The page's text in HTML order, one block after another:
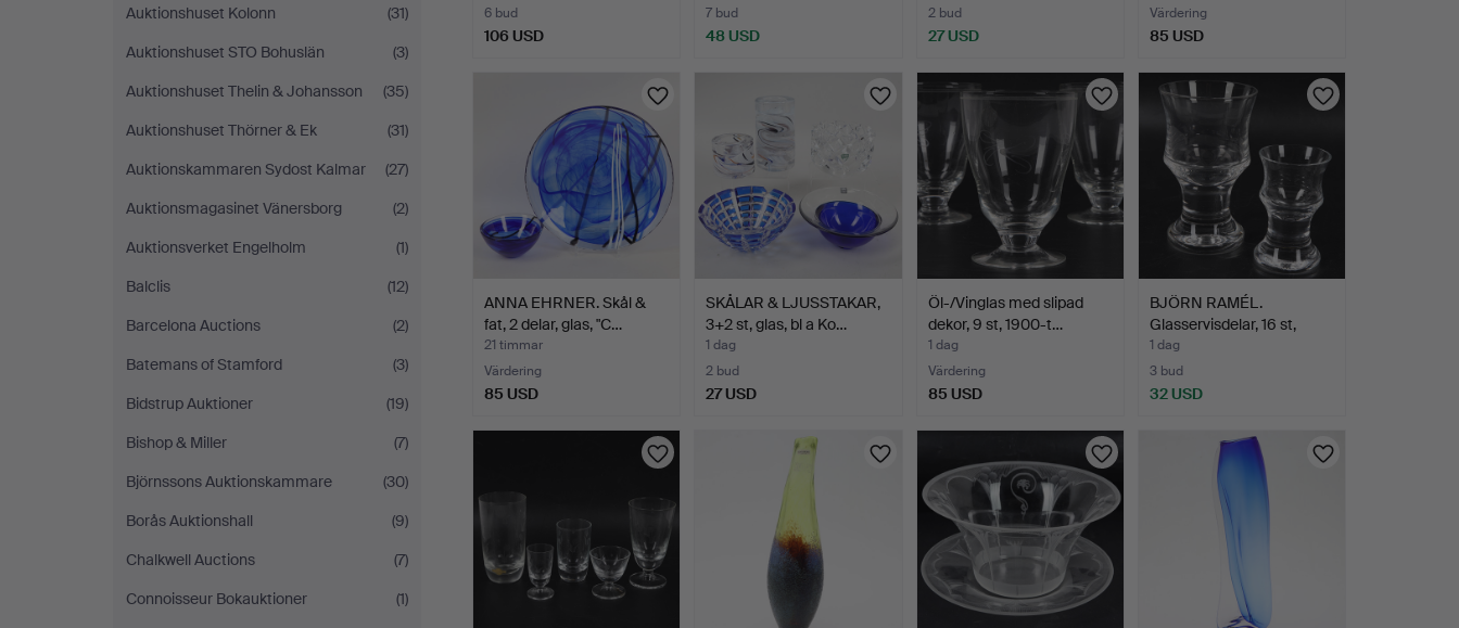
Auktionshuset Kolonn
(31)
Auktionshuset STO Bohuslän
(3)
Auktionshuset Thelin & Johansson
(35)
Auktionshuset Thörner & Ek
(31)
Auktionskammaren Sydost Kalmar
(27)
Auktionsmagasinet Vänersborg
(2)
Auktionsverket Engelholm
(1)
Balclis
(12)
Barcelona Auctions
(2)
Batemans of Stamford
(3)
Bidstrup Auktioner
(19)
Bishop & Miller
(7)
Björnssons Auktionskammare
(30)
Borås Auktionshall
(9)
Chalkwell Auctions
(7)
Connoisseur Bokauktioner
(1)
6 bud
106 USD
7 bud
48 USD
2 bud
27 USD
Värdering
85 USD
ANNA EHRNER. Skål &
fat, 2 delar, glas, "C…
21 timmar
Värdering
85 USD
SKÅLAR & LJUSSTAKAR,
3+2 st, glas, bl a Ko…
1 dag
2 bud
27 USD
Öl-/Vinglas med slipad
dekor, 9 st, 1900-t…
1 dag
Värdering
85 USD
BJÖRN RAMÉL.
Glasservisdelar, 16 st,
"Björ…
1 dag
3 bud
32 USD